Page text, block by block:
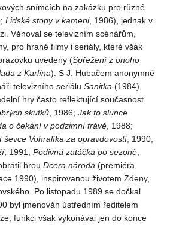
snímcích na zakázku pro různé
; Lidské stopy v kameni, 1986), jednak v
Věnoval se televizním scénářům,
pro hrané filmy i seriály, které však
uvedeny (Spřežení z onoho
z Karlína). S J. Hubačem anonymně
televizního seriálu Sanitka (1984).
hry často reflektující současnost
skutků , 1986; Jak to slunce
o čekání v podzimní trávě , 1988;
ševce Vohralíka za opravdovostí, 1990;
, 1991; Podivná zatáčka po sezoně
hrou Dcera národa (premiéra
1990), inspirovanou životem Zdeny,
Po listopadu 1989 se dočkal
byl jmenován ústředním ředitelem
funkci však vykonával jen do konce